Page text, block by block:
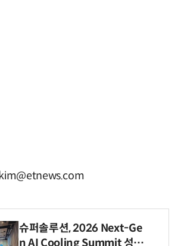
슈퍼솔루션, 2026 Next-Ge
n AI Cooling Summit 성황